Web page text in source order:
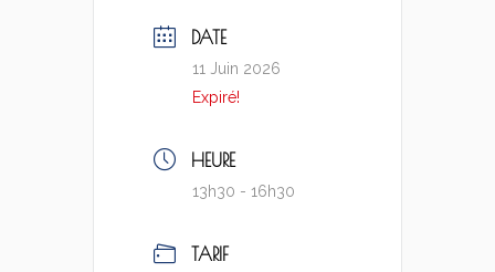
DATE
11 Juin 2026
Expiré!
HEURE
13h30 - 16h30
TARIF